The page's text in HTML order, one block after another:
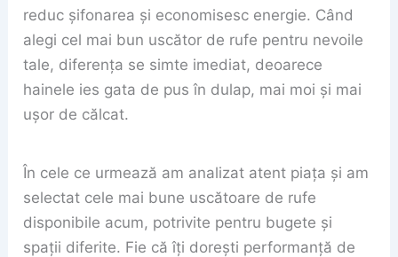
reduc șifonarea și economisesc energie. Când
alegi cel mai bun uscător de rufe pentru nevoile
tale, diferența se simte imediat, deoarece
hainele ies gata de pus în dulap, mai moi și mai
ușor de călcat.
În cele ce urmează am analizat atent piața și am
selectat cele mai bune uscătoare de rufe
disponibile acum, potrivite pentru bugete și
spații diferite. Fie că îți dorești performanță de